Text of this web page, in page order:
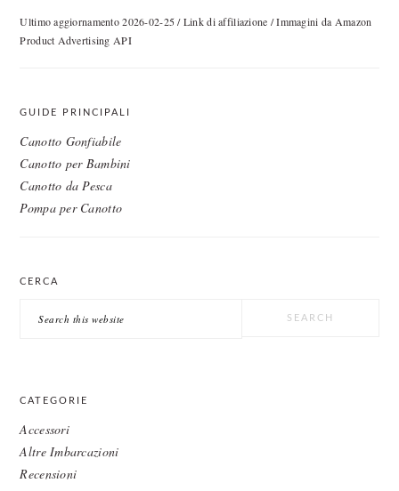
Ultimo aggiornamento 2026-02-25 / Link di affiliazione / Immagini da Amazon
Product Advertising API
GUIDE PRINCIPALI
Canotto Gonfiabile
Canotto per Bambini
Canotto da Pesca
Pompa per Canotto
CERCA
CATEGORIE
Accessori
Altre Imbarcazioni
Recensioni